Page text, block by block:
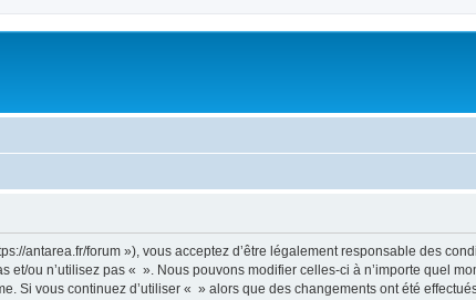
antarea.fr/forum »), vous acceptez d’être légalement responsable des
et/ou n’utilisez pas « ». Nous pouvons modifier celles-ci à n’importe quel
Si vous continuez d’utiliser « » alors que des changements ont été